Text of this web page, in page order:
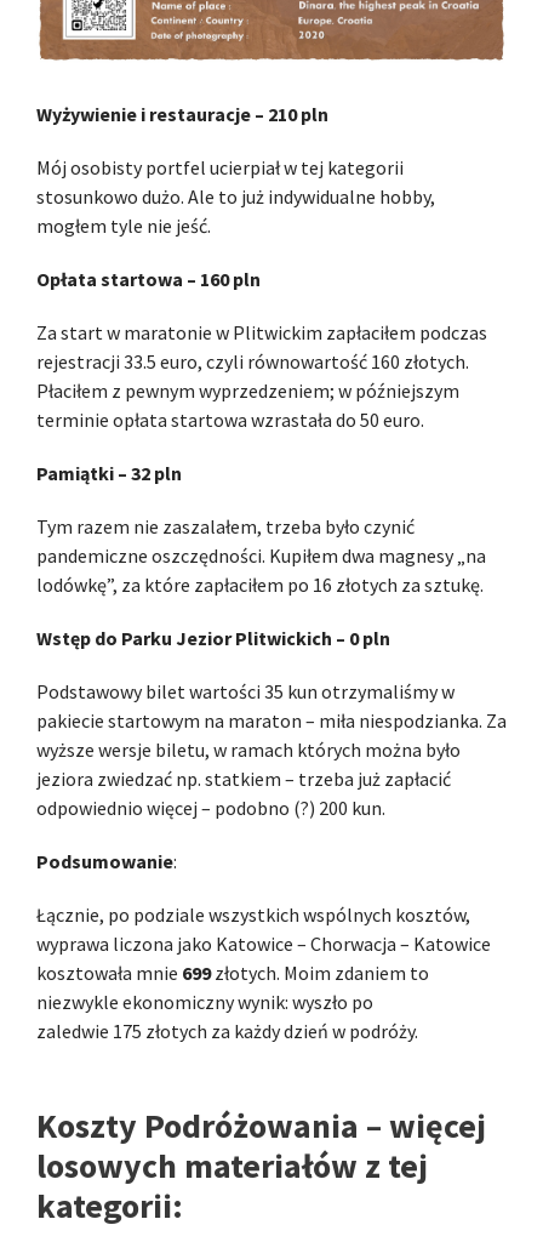
Wyżywienie i restauracje – 210 pln
Mój osobisty portfel ucierpiał w tej kategorii
stosunkowo dużo. Ale to już indywidualne hobby,
mogłem tyle nie jeść.
Opłata startowa – 160 pln
Za start w maratonie w Plitwickim zapłaciłem podczas
rejestracji 33.5 euro, czyli równowartość 160 złotych.
Płaciłem z pewnym wyprzedzeniem; w późniejszym
terminie opłata startowa wzrastała do 50 euro.
Pamiątki – 32 pln
Tym razem nie zaszalałem, trzeba było czynić
pandemiczne oszczędności. Kupiłem dwa magnesy „na
lodówkę”, za które zapłaciłem po 16 złotych za sztukę.
Wstęp do Parku Jezior Plitwickich – 0 pln
Podstawowy bilet wartości 35 kun otrzymaliśmy w
pakiecie startowym na maraton – miła niespodzianka. Za
wyższe wersje biletu, w ramach których można było
jeziora zwiedzać np. statkiem – trzeba już zapłacić
odpowiednio więcej – podobno (?) 200 kun.
Podsumowanie:
Łącznie, po podziale wszystkich wspólnych kosztów,
wyprawa liczona jako Katowice – Chorwacja – Katowice
kosztowała mnie 699złotych. Moim zdaniem to
niezwykle ekonomiczny wynik: wyszło po
zaledwie 175 złotych za każdy dzień w podróży.
Koszty Podróżowania – więcej
losowych materiałów z tej
kategorii: